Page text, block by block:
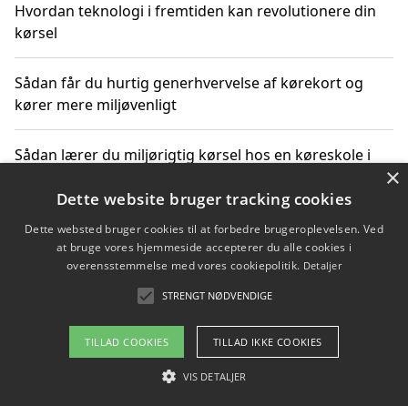
Hvordan teknologi i fremtiden kan revolutionere din
kørsel
Sådan får du hurtig generhvervelse af kørekort og
kører mere miljøvenligt
Sådan lærer du miljørigtig kørsel hos en køreskole i
Copyright 2026 - Pilanto Aps
Om / kontakt
×
Dette website bruger tracking cookies
Dette websted bruger cookies til at forbedre brugeroplevelsen. Ved
at bruge vores hjemmeside accepterer du alle cookies i
overensstemmelse med vores cookiepolitik. Detaljer
STRENGT NØDVENDIGE
TILLAD COOKIES TILLAD IKKE COOKIES
VIS DETALJER